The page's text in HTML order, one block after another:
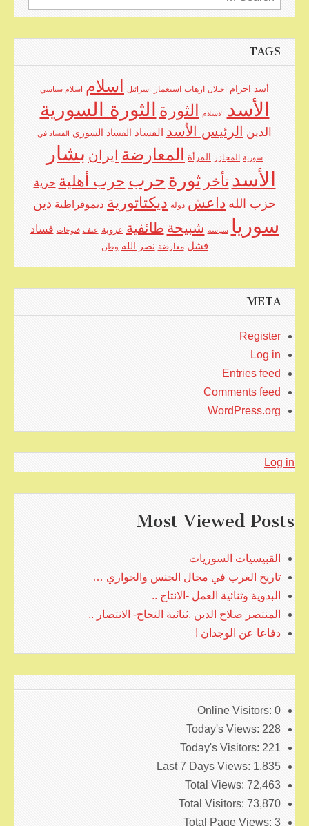
for:
TAGS
أسد اجرام احتلال ارهاب استعمار اسرائيل اسلام اسلام سياسي
الأسد الاسلام الثورة الثورة السورية
الدين الرئيس الأسد الفساد الفساد السوري الفساد في
سورية المجازر المرأة المعارضة ايران بشار
الأسد تأخر ثورة حرب حرب أهلية حرية
حزب الله داعش دولة ديكتاتورية ديموقراطية دين
سوريا سياسة شبيحة طائفية عروبة عنف فتوحات فساد
فشل معارضة نصر الله وطن
META
Register
Log in
Entries feed
Comments feed
WordPress.org
Log in
Most Viewed Posts
القبيسيات السوريات
تاريخ العرب في مجال الجنس والجواري …
البدوية وثنائية العمل -الانتاج ..
المنتصر صلاح الدين ,ثنائية النجاح- الانتصار ..
دفاعا عن الوجدان !
Online Visitors: 0
Today's Views: 228
Today's Visitors: 221
Last 7 Days Views: 1,835
Total Views: 72,463
Total Visitors: 73,870
Total Page Views: 3